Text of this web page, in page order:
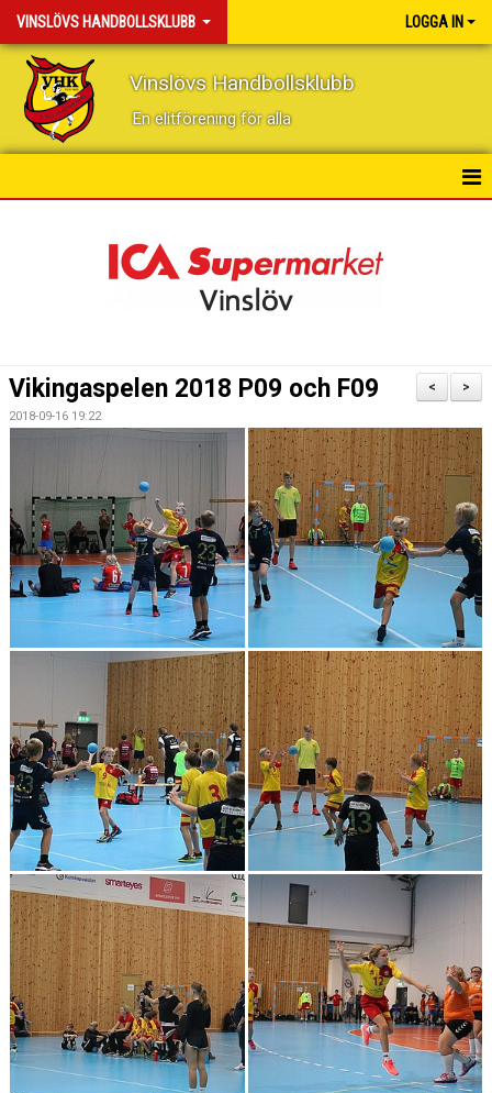
VINSLÖVS HANDBOLLSKLUBB LOGGA IN
Vinslövs Handbollsklubb
En elitförening för alla
BILDGALLERI
MATCHER
LÄNKAR
BLI MEDLEM!
VFC CUPEN
VHK SOCIALA MEDIER
VHK SHOP
TEAM 500
HERRARNAS RESULTAT & TABELL
DAMERNAS RESULTAT & TABELL
>
<
Vikingaspelen 2018 P09 och F09
2018-09-16 19:22